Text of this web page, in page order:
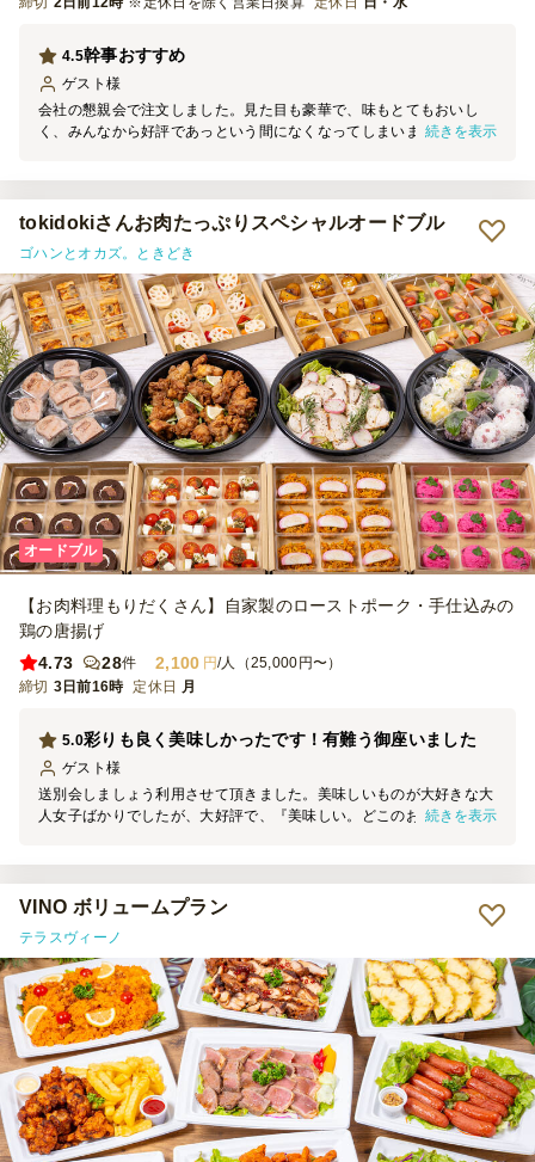
幹事おすすめ
4.5
ゲスト 様
会社の懇親会で注文しました。見た目も豪華で、味もとてもおいし
く、みんなから好評であっという間になくなってしまいました。ボリ
たこれがいい」と言われたので、今後もリピートしたいと思います。
続きを表示
tokidokiさんお肉たっぷりスペシャルオードブル
ゴハンとオカズ。ときどき
オードブル
【お肉料理もりだくさん】自家製のローストポーク・手仕込みの
鶏の唐揚げ
4.73
28件 2,100 円/人（25,000円〜）
締切 3日前16時 定休日 月
彩りも良く美味しかったです！有難う御座いました
5.0
ゲスト 様
送別会しましょう利用させて頂きました。美味しいものが大好きな大
人女子ばかりでしたが、大好評で、『美味しい。どこのお店？』『セ
す。 ただシェフコレさんのお支払い方法を、キャッシュからクレジ
ットに、変更しようとした際に、やり方がよく分からず、変更を諦め
続きを表示
VINO ボリュームプラン
テラスヴィーノ